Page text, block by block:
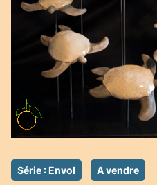
Série : Envol A vendre